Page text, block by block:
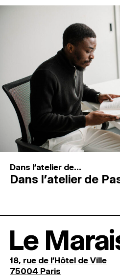
Dans l'atelier de...
Dans l’atelier de
Le
18, rue de l'Hôtel de Ville
75004 Paris